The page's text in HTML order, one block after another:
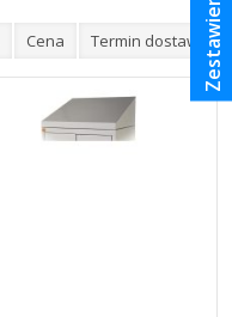
Cena Termin dostawy